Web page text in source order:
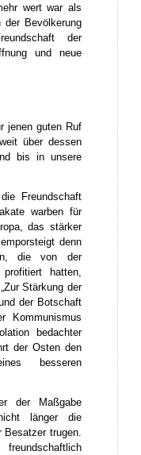
wert war als
Bevölkerung
der
und neue
jenen guten Ruf
über dessen
bis in unsere
Freundschaft
warben für
das stärker
denn
die von der
hatten,
Stärkung der
der Botschaft
Kommunismus
bedachter
der Osten den
besseren
der Maßgabe
länger die
Besatzer trugen.